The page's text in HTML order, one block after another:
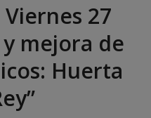
27
y mejora de
Huerta